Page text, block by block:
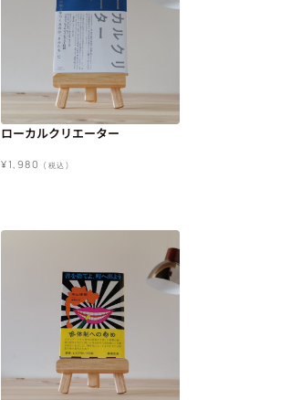
ローカルクリエーター
¥1,980 (税込)